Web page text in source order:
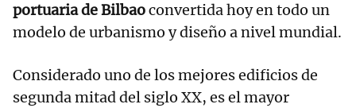
portuaria de Bilbaoconvertida hoy en todo un
modelo de urbanismo y diseño a nivel mundial.
Considerado uno de los mejores edificios de
segunda mitad del siglo XX, es el mayor